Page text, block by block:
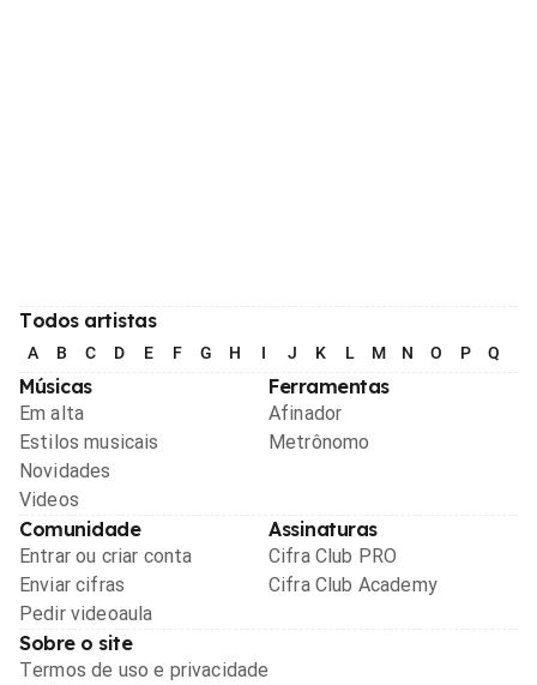
Todos artistas
A B C D E F G H I J K L M N O P Q
Músicas
Em alta
Estilos musicais
Novidades
Videos
Ferramentas
Afinador
Metrônomo
Comunidade
Entrar ou criar conta
Enviar cifras
Pedir videoaula
Assinaturas
Cifra Club PRO
Cifra Club Academy
Sobre o site
Termos de uso e privacidade